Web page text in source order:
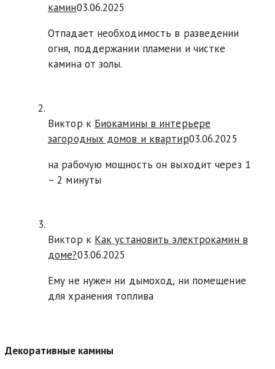
камин03.06.2025
Отпадает необходимость в разведении
огня, поддержании пламени и чистке
камина от золы.
Виктор к Биокамины в интерьере
загородных домов и квартир03.06.2025
на рабочую мощность он выходит через 1
– 2 минуты
Виктор к Как установить электрокамин в
доме?03.06.2025
Ему не нужен ни дымоход, ни помещение
для хранения топлива
Декоративные камины